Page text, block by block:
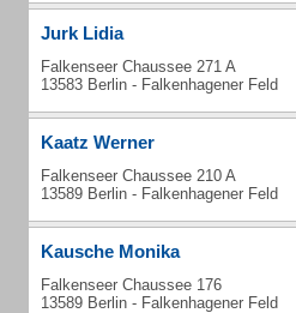
Jurk Lidia
Falkenseer Chaussee 271 A
13583 Berlin - Falkenhagener Feld
Kaatz Werner
Falkenseer Chaussee 210 A
13589 Berlin - Falkenhagener Feld
Kausche Monika
Falkenseer Chaussee 176
13589 Berlin - Falkenhagener Feld